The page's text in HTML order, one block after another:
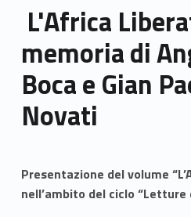
L'Africa
memoria di
Boca e Gian
Novati
Presentazione del volume
nell’ambito del ciclo “Letture